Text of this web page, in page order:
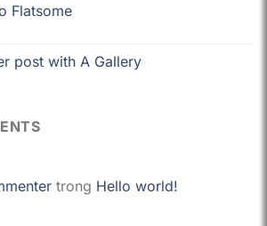
Flatsome
post with A Gallery
trong Hello world!